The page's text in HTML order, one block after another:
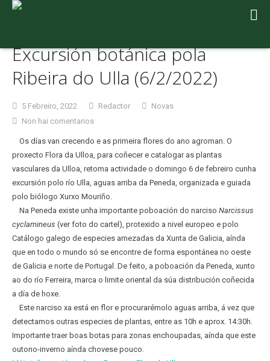
Excursión botánica pola
Ribeira do Ulla (6/2/2022)
5 Febreiro, 2022 Redactor
Novas
Non hai comentariosen
botánica
pola
do
(6/2/2022)
Os días van crecendo e as primeira flores do ano agroman. O
proxecto Flora da Ulloa, para coñecer e catalogar as plantas
vasculares da Ulloa, retoma actividade o domingo 6 de febreiro cunha
excursión polo río Ulla, aguas arriba da Peneda, organizada e guiada
polo biólogo Xurxo Mouriño.
Na Peneda existe unha importante poboación do narciso Narcissus
cyclamineus (ver foto do cartel), protexido a nivel europeo e polo
Catálogo galego de especies amezadas da Xunta de Galicia, aínda
que en todo o mundo só se encontre de forma espontánea no oeste
de Galicia e norte de Portugal. De feito, a poboación da Peneda, xunto
ao do río Ferreira, marca o limite oriental da súa distribución coñecida
a día de hoxe.
Este narciso xa está en flor e procurarémolo aguas arriba, á vez que
detectamos outras especies de plantas, entre as 10h e aprox. 14:30h.
Importante traer boas botas para zonas enchoupadas, aínda que este
outono-inverno aínda chovese pouco.